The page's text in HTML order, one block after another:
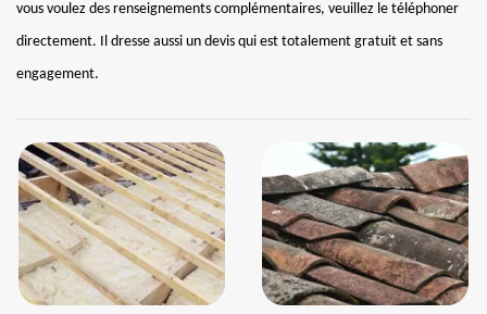
vous voulez des renseignements complémentaires, veuillez le téléphoner
directement. Il dresse aussi un devis qui est totalement gratuit et sans
engagement.